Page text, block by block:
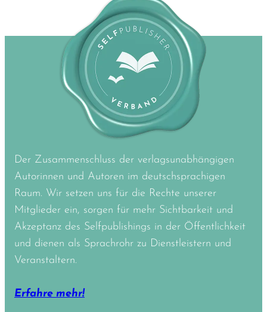
Der Zusammenschluss der verlagsunabhängigen
Autorinnen und Autoren im deutschsprachigen
Raum. Wir setzen uns für die Rechte unserer
Mitglieder ein, sorgen für mehr Sichtbarkeit und
Akzeptanz des Selfpublishings in der Öffentlichkeit
und dienen als Sprachrohr zu Dienstleistern und
Veranstaltern.
Erfahre mehr!